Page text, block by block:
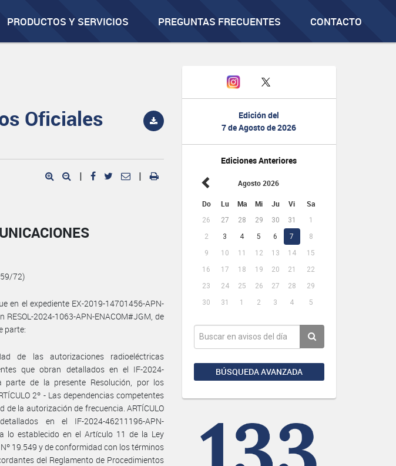
PRODUCTOS Y SERVICIOS PREGUNTAS FRECUENTES CONTACTO
Edición del
7 de Agosto de 2026
Ediciones Anteriores
Agosto 2026
Do Lu Ma Mi Ju Vi Sa
26 27 28 29 30 31
1
2
3 4 5 6 7
8
9
10 11 12 13 14
15
16
17 18 19 20 21
22
23
24 25 26 27 28
29
30
31 1 2 3 4 5
BÚSQUEDA AVANZADA
Oficiales
| |
72)
en el expediente EX-2019-14701456-APN-
2024-1063-APN-ENACOM#JGM, de
parte:
de las autorizaciones radioeléctricas
que obran detallados en el IF-2024-
parte de la presente Resolución, por los
2º - Las dependencias competentes
la autorización de frecuencia. ARTÍCULO
en el IF-2024-46211196-APN-
lo establecido en el Artículo 11 de la Ley
19.549 y de conformidad con los términos
del Reglamento de Procedimientos